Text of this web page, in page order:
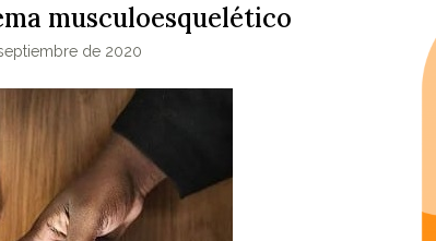
musculoesquelético
de 2020